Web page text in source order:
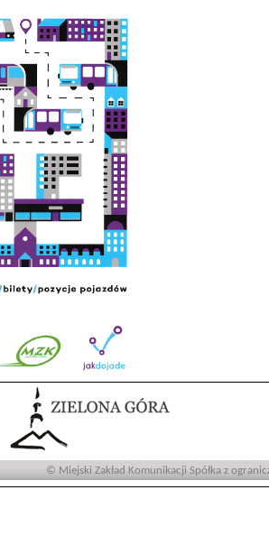
© Miejski Zakład Komunikacji Spółka z